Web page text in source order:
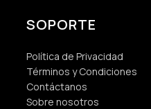
SOPORTE
Política de Privacidad
Términos y Condiciones
Contáctanos
Sobre nosotros